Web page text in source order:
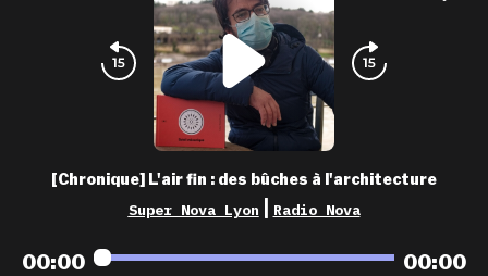
actualités
podcasts
fréquences
nova aime
les grilles
playlists
[Chronique] L'air fin : des bûches à l'architecture
Super Nova Lyon Radio Nova
00:00 00:00